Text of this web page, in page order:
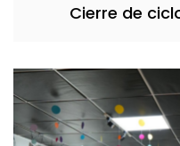
Cierre de